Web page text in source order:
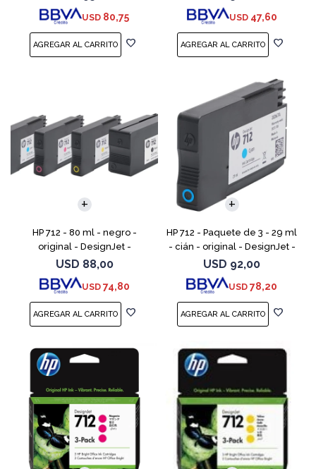
USD 80,75
DesignJet Studio, T210, T230,
T250, T630, T650
USD 47,60
HP 712 - 80 ml - negro -
original - DesignJet -
cartucho de tinta - para
DesignJet Studio, T210, T230,
T250, T630, T650
USD 88,00
USD 74,80
HP 712 - Paquete de 3 - 29 ml
- cián - original - DesignJet -
cartucho de tinta - para
DesignJet Studio, T210, T230,
T250, T630,
USD 92,00
USD 78,20